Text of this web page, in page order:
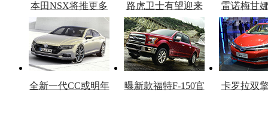
本田NSX将推更多
车型
路虎卫士有望迎来
复产
雷诺梅甘
官
全新一代CC或明年
曝新款福特F-150官
卡罗拉双